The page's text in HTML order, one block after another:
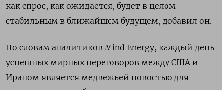
как спрос, ‌как ожидается, будет в целом
стабильным в ближайшем будущем, ​добавил он.
По словам аналитиков Mind Energy, каждый день
успешных мирных переговоров между США и
Ираном является медвежьей новостью для